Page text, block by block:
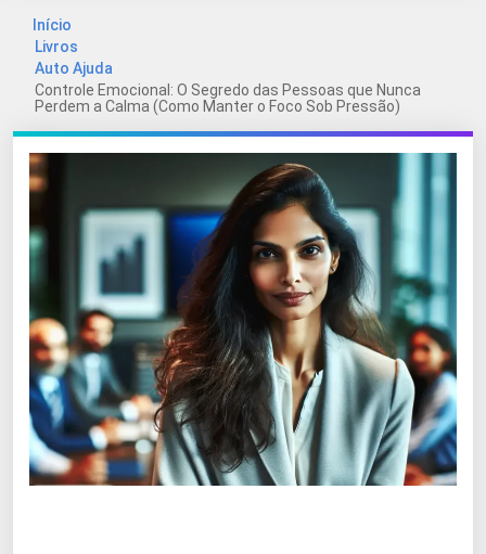
Início
Livros
Auto Ajuda
Controle Emocional: O Segredo das Pessoas que Nunca
Perdem a Calma (Como Manter o Foco Sob Pressão)